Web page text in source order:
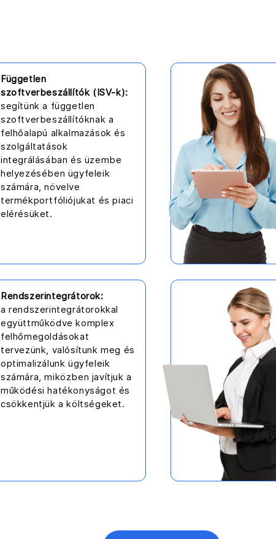
Független
szoftverbeszállítók (ISV-k):
segítünk a független
szoftverbeszállítóknak a
felhőalapú alkalmazások és
szolgáltatások
integrálásában és üzembe
helyezésében ügyfeleik
számára, növelve
termékportfóliójukat és piaci
elérésüket.
Rendszerintegrátorok:
a rendszerintegrátorokkal
együttműködve komplex
felhőmegoldásokat
tervezünk, valósítunk meg és
optimalizálunk ügyfeleik
számára, miközben javítjuk a
működési hatékonyságot és
csökkentjük a költségeket.